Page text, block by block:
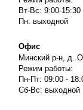
Вт-Вс: 9:00-15:30
Пн: выходной
Офис
Минский р-н, д.
Режим работы:
Пн-Пт: 09:00 -
Сб-Вс: выходной